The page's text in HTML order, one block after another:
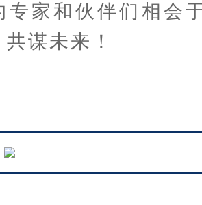
专家和伙伴们相会
谋未来！